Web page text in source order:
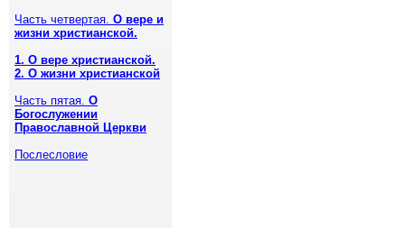
Часть четвертая. О вере и
жизни христианской.
1. О вере христианской.
2. О жизни христианской
Часть пятая. О
Богослужении
Православной Церкви
Послесловие